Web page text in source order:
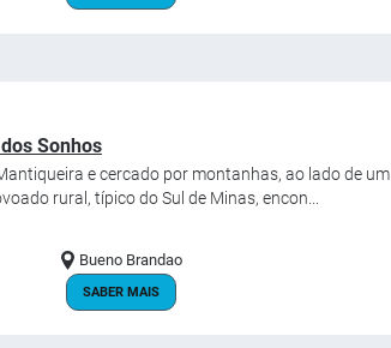
Sonhos
e cercado por montanhas, ao lado de um
rural, típico do Sul de Minas, encon...
Bueno Brandao
SABER MAIS